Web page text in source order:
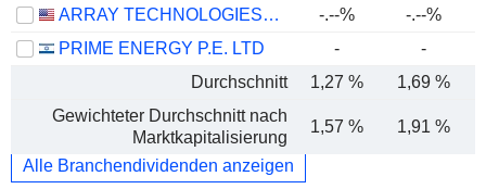
ARRAY TECHNOLOGIES, INC.
-.--% -.--%
PRIME ENERGY P.E. LTD
-
-
Durchschnitt
1,27 %
1,69 %
Gewichteter Durchschnitt nach
Marktkapitalisierung
1,57 % 1,91 %
Alle Branchendividenden anzeigen